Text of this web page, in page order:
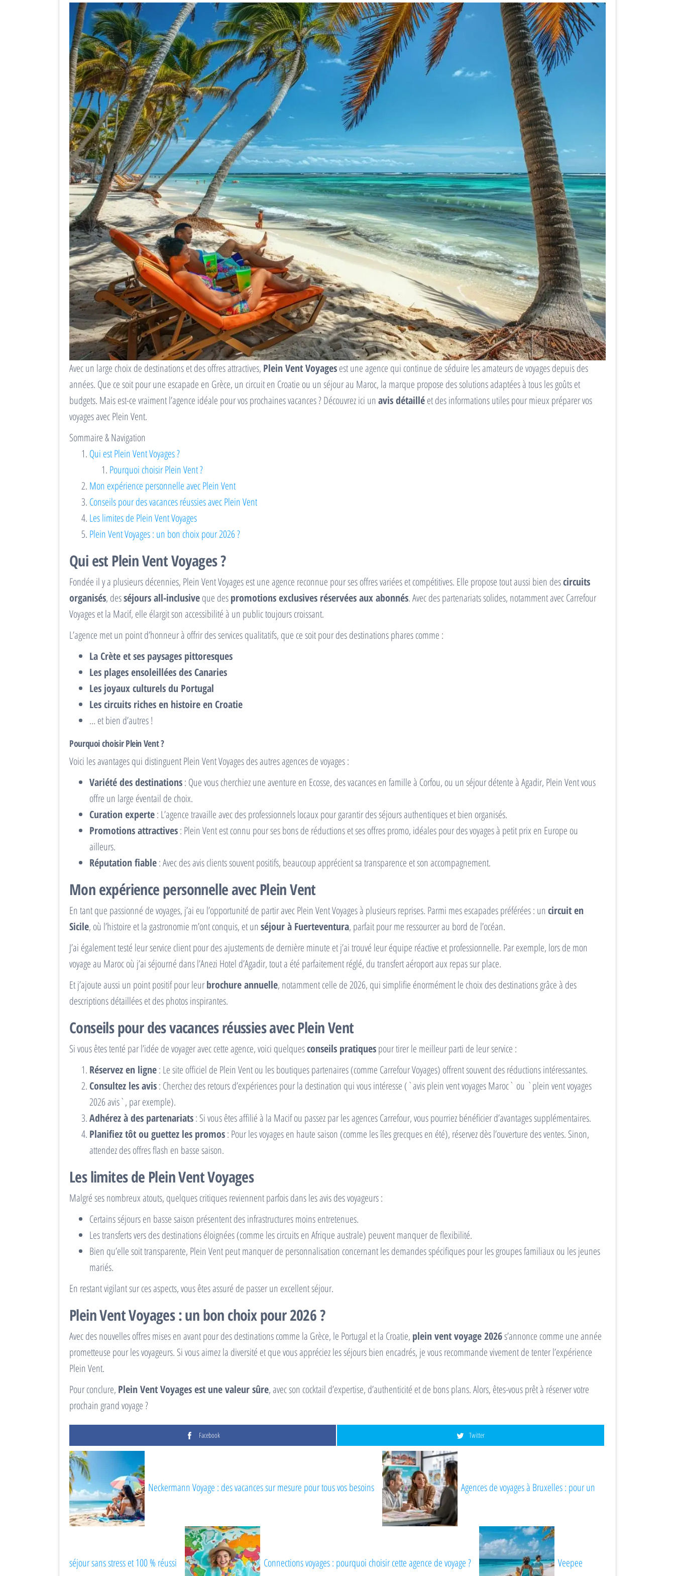
Avec un large choix de destinations et des offres attractives, Plein Vent Voyagesest une agence qui continue de séduire les amateurs de voyages depuis des
années. Que ce soit pour une escapade en Grèce, un circuit en Croatie ou un séjour au Maroc, la marque propose des solutions adaptées à tous les goûts et
budgets. Mais est-ce vraiment l’agence idéale pour vos prochaines vacances ? Découvrez ici un avis détailléet des informations utiles pour mieux préparer vos
voyages avec Plein Vent.
Sommaire & Navigation
Qui est Plein Vent Voyages ?
Pourquoi choisir Plein Vent ?
Mon expérience personnelle avec Plein Vent
Conseils pour des vacances réussies avec Plein Vent
Les limites de Plein Vent Voyages
Plein Vent Voyages : un bon choix pour 2026 ?
Qui est Plein Vent Voyages ?
Fondée il y a plusieurs décennies, Plein Vent Voyages est une agence reconnue pour ses offres variées et compétitives. Elle propose tout aussi bien descircuits
organisés, desséjours all-inclusiveque despromotions exclusives réservées aux abonnés. Avec des partenariats solides, notamment avec Carrefour
Voyages et la Macif, elle élargit son accessibilité à un public toujours croissant.
L’agence met un point d’honneur à offrir des services qualitatifs, que ce soit pour des destinations phares comme :
La Crète et ses paysages pittoresques
Les plages ensoleillées des Canaries
Les joyaux culturels du Portugal
Les circuits riches en histoire en Croatie
… et bien d’autres !
Pourquoi choisir Plein Vent ?
Voici les avantages qui distinguent Plein Vent Voyages des autres agences de voyages :
Variété des destinations: Que vous cherchiez une aventure en Ecosse, des vacances en famille à Corfou, ou un séjour détente à Agadir, Plein Vent vous
offre un large éventail de choix.
Curation experte: L’agence travaille avec des professionnels locaux pour garantir des séjours authentiques et bien organisés.
Promotions attractives: Plein Vent est connu pour ses bons de réductions et ses offres promo, idéales pour des voyages à petit prix en Europe ou
ailleurs.
Réputation fiable: Avec des avis clients souvent positifs, beaucoup apprécient sa transparence et son accompagnement.
Mon expérience personnelle avec Plein Vent
En tant que passionné de voyages, j’ai eu l’opportunité de partir avec Plein Vent Voyages à plusieurs reprises. Parmi mes escapades préférées : un circuit en
Sicile, où l’histoire et la gastronomie m’ont conquis, et un séjour à Fuerteventura, parfait pour me ressourcer au bord de l’océan.
J’ai également testé leur service client pour des ajustements de dernière minute et j’ai trouvé leur équipe réactive et professionnelle. Par exemple, lors de mon
voyage au Maroc où j’ai séjourné dans l’Anezi Hotel d’Agadir, tout a été parfaitement réglé, du transfert aéroport aux repas sur place.
Et j’ajoute aussi un point positif pour leurbrochure annuelle, notamment celle de 2026, qui simplifie énormément le choix des destinations grâce à des
descriptions détaillées et des photos inspirantes.
Conseils pour des vacances réussies avec Plein Vent
Si vous êtes tenté par l’idée de voyager avec cette agence, voici quelquesconseils pratiquespour tirer le meilleur parti de leur service :
Réservez en ligne: Le site officiel de Plein Vent ou les boutiques partenaires (comme Carrefour Voyages) offrent souvent des réductions intéressantes.
Consultez les avis: Cherchez des retours d’expériences pour la destination qui vous intéresse (`avis plein vent voyages Maroc` ou `plein vent voyages
2026 avis`, par exemple).
Adhérez à des partenariats: Si vous êtes affilié à la Macif ou passez par les agences Carrefour, vous pourriez bénéficier d’avantages supplémentaires.
Planifiez tôt ou guettez les promos: Pour les voyages en haute saison (comme les îles grecques en été), réservez dès l’ouverture des ventes. Sinon,
attendez des offres flash en basse saison.
Les limites de Plein Vent Voyages
Malgré ses nombreux atouts, quelques critiques reviennent parfois dans les avis des voyageurs :
Certains séjours en basse saison présentent des infrastructures moins entretenues.
Les transferts vers des destinations éloignées (comme les circuits en Afrique australe) peuvent manquer de flexibilité.
Bien qu’elle soit transparente, Plein Vent peut manquer de personnalisation concernant les demandes spécifiques pour les groupes familiaux ou les jeunes
mariés.
En restant vigilant sur ces aspects, vous êtes assuré de passer un excellent séjour.
Plein Vent Voyages : un bon choix pour 2026 ?
Avec des nouvelles offres mises en avant pour des destinations comme la Grèce, le Portugal et la Croatie, plein vent voyage 2026s’annonce comme une année
prometteuse pour les voyageurs. Si vous aimez la diversité et que vous appréciez les séjours bien encadrés, je vous recommande vivement de tenter l’expérience
Plein Vent.
Pour conclure, Plein Vent Voyages est une valeur sûre, avec son cocktail d’expertise, d’authenticité et de bons plans. Alors, êtes-vous prêt à réserver votre
prochain grand voyage ?
Facebook Twitter
Neckermann Voyage : des vacances sur mesure pour tous vos besoins Agences de voyages à Bruxelles : pour un
séjour sans stress et 100 % réussi Connections voyages : pourquoi choisir cette agence de voyage ? Veepee